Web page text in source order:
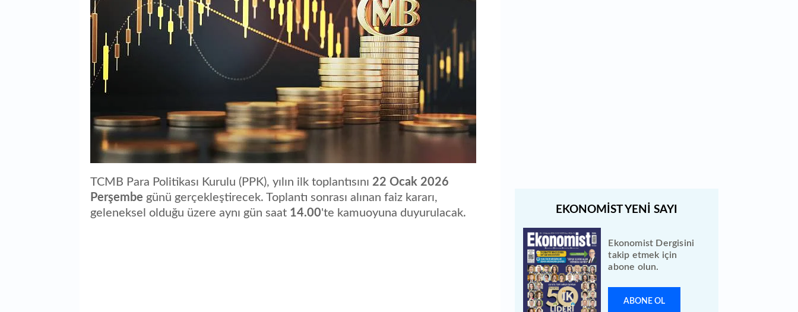
TCMB Para Politikası Kurulu (PPK), yılın ilk toplantısını 22 Ocak 2026
Perşembe günü gerçekleştirecek. Toplantı sonrası alınan faiz kararı,
geleneksel olduğu üzere aynı gün saat 14.00'te kamuoyuna duyurulacak.
Ekonomist Dergisini
takip etmek için
abone olun.
ABONE OL